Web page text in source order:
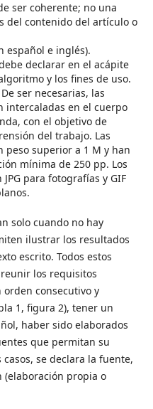
ser coherente; no una
del contenido del artículo o
español e inglés).
declarar en el acápite
y los fines de uso.
ser necesarias, las
intercaladas en el cuerpo
con el objetivo de
del trabajo. Las
superior a 1 M y han
mínima de 250 pp. Los
para fotografías y GIF
solo cuando no hay
ilustrar los resultados
escrito. Todos estos
los requisitos
consecutivo y
1, figura 2), tener un
haber sido elaborados
que permitan su
se declara la fuente,
propia o